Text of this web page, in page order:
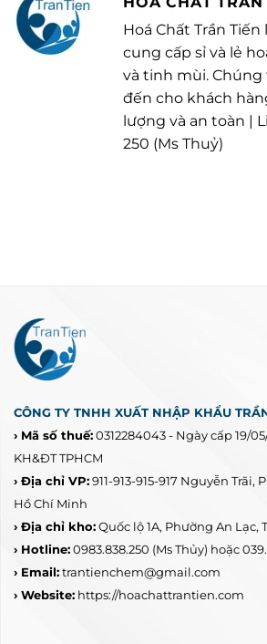
Hoá Chất Trần
cung cấp sỉ và lẻ
và tinh mùi.
đến cho khách
lượng và an toàn |
250 (Ms Thuỷ)
CÔNG TY TNHH XUẤT NHẬP KHẨU
› Mã số thuế:0312284043 - Ngày cấp 19/
KH&ĐT TPHCM
› Địa chỉ VP:911-913-915-917 Nguyễn Trãi,
Hồ Chí Minh
› Địa chỉ kho:Quốc lộ 1A, Phường An Lạc,
› Hotline: 0983.838.250 (Ms Thủy) hoặc
› Email:trantienchem@gmail.com
› Website: https://hoachattrantien.com